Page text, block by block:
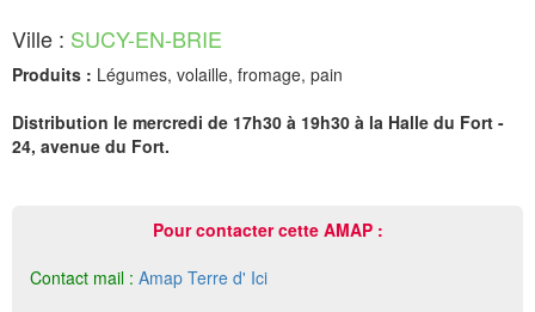
Ville : SUCY-EN-BRIE
Produits : Légumes, volaille, fromage, pain
Distribution le mercredi de 17h30 à 19h30 à la Halle du Fort -
24, avenue du Fort.
Pour contacter cette AMAP :
Contact mail : Amap Terre d' Ici